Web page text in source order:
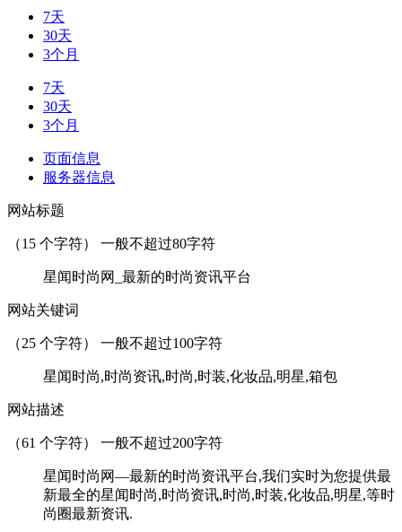
7天
30天
3个月
7天
30天
3个月
页面信息
服务器信息
网站标题
（15 个字符） 一般不超过80字符
星闻时尚网_最新的时尚资讯平台
网站关键词
（25 个字符） 一般不超过100字符
星闻时尚,时尚资讯,时尚,时装,化妆品,明星,箱包
网站描述
（61 个字符） 一般不超过200字符
星闻时尚网—最新的时尚资讯平台,我们实时为您提供最
新最全的星闻时尚,时尚资讯,时尚,时装,化妆品,明星,等时
尚圈最新资讯.